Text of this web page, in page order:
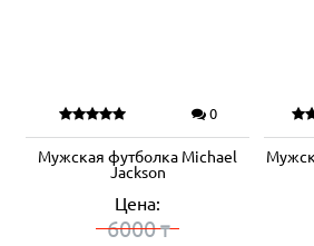
0
Мужская футболка Michael
Jackson
Цена:
6000₸